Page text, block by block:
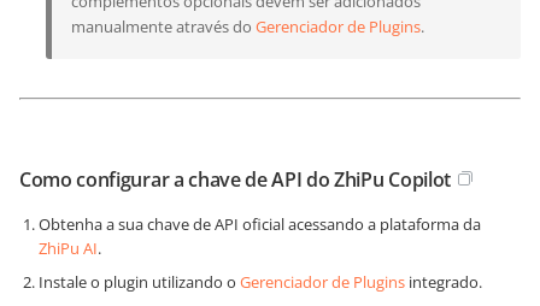
manualmente através do Gerenciador de Plugins.
Como configurar a chave de API do ZhiPu Copilot
Obtenha a sua chave de API oficial acessando a plataforma da
ZhiPu AI.
Instale o plugin utilizando o Gerenciador de Plugins integrado.